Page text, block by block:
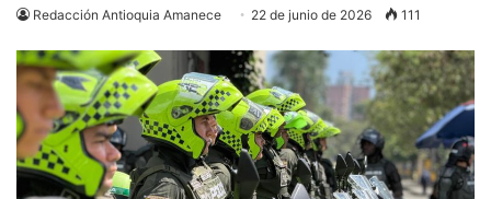
Redacción Antioquia Amanece 22 de junio de 2026 111